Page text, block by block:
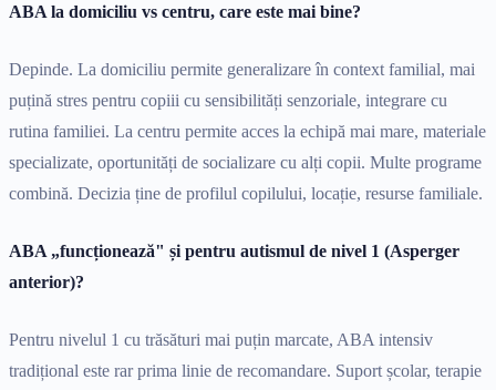
ABA la domiciliu vs centru, care este mai bine?
Depinde. La domiciliu permite generalizare în context familial, mai
puțină stres pentru copiii cu sensibilități senzoriale, integrare cu
rutina familiei. La centru permite acces la echipă mai mare, materiale
specializate, oportunități de socializare cu alți copii. Multe programe
combină. Decizia ține de profilul copilului, locație, resurse familiale.
ABA „funcționează" și pentru autismul de nivel 1 (Asperger
anterior)?
Pentru nivelul 1 cu trăsături mai puțin marcate, ABA intensiv
tradițional este rar prima linie de recomandare. Suport școlar, terapie